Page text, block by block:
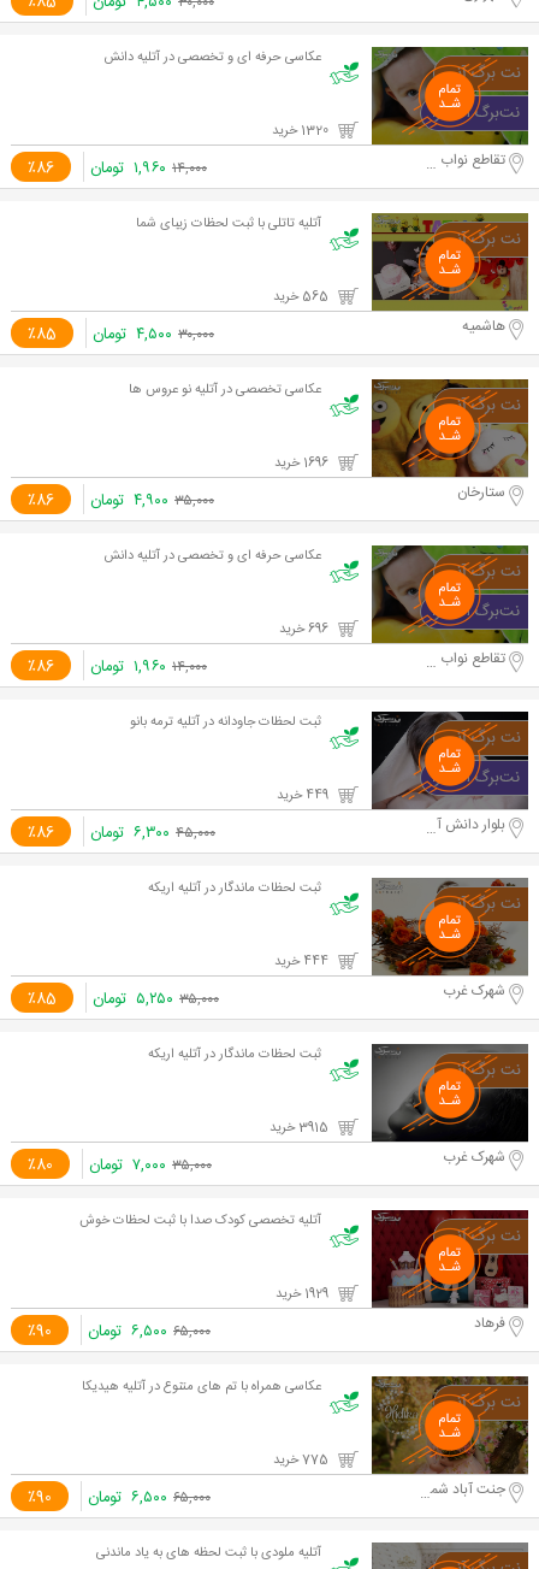
عکاسی حرفه ای و تخصصی در آتلیه دانش
٪86 تقاطع نواب و آزادی ۱۴,۰۰۰ ۱,۹۶۰ تومان
آتلیه تاتلی با ثبت لحظات زیبای شما
٪85 هاشمیه ۳۰,۰۰۰ ۴,۵۰۰ تومان
عکاسی تخصصی در آتلیه نو عروس ها
٪86 ستارخان ۳۵,۰۰۰ ۴,۹۰۰ تومان
عکاسی حرفه ای و تخصصی در آتلیه دانش
٪86 تقاطع نواب و آزادی ۱۴,۰۰۰ ۱,۹۶۰ تومان
ثبت لحظات جاودانه در آتلیه ترمه بانو
٪86 بلوار دانش آموز ۴۵,۰۰۰ ۶,۳۰۰ تومان
ثبت لحظات ماندگار در آتلیه اریکه
٪85 شهرک غرب ۳۵,۰۰۰ ۵,۲۵۰ تومان
ثبت لحظات ماندگار در آتلیه اریکه
٪80 شهرک غرب ۳۵,۰۰۰ ۷,۰۰۰ تومان
آتلیه تخصصی کودک صدا با ثبت لحظات خوش
٪90 فرهاد ۶۵,۰۰۰ ۶,۵۰۰ تومان
عکاسی همراه با تم های متنوع در آتلیه هیدیکا
٪90 جنت آباد شمالی ۶۵,۰۰۰ ۶,۵۰۰ تومان
آتلیه ملودی با ثبت لحظه های به یاد ماندنی